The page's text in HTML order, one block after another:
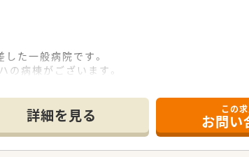
た一般病院です。
の病棟がございます。
ックからの検査依頼も受け付けております。
詳細を見る この
お問い